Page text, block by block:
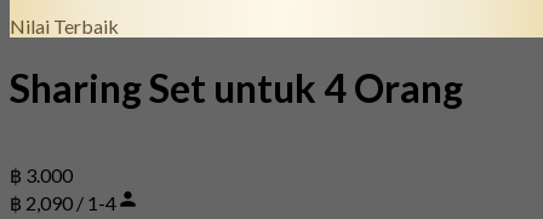
Nilai Terbaik
Sharing Set untuk 4 Orang
฿ 3.000
฿ 2,090 / 1-4